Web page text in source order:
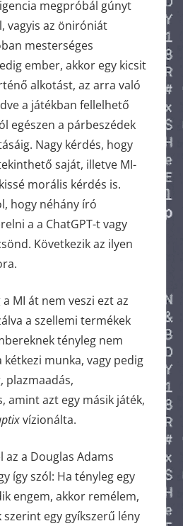
megpróbál gúnyt
vagyis az öniróniát
mesterséges
ember, akkor egy kicsit
alkotást, az arra való
a játékban fellelhető
egészen a párbeszédek
Nagy kérdés, hogy
saját, illetve MI-
morális kérdés is.
hogy néhány író
a a ChatGPT-t vagy
Következik az ilyen
MI át nem veszi ezt az
a szellemi termékek
tényleg nem
munka, vagy pedig
plazmaadás,
amint azt egy másik játék,
vízionálta.
a Douglas Adams
így szól: Ha tényleg egy
engem, akkor remélem,
szerint egy gyíkszerű lény